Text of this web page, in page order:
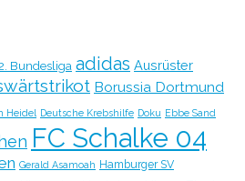
Bundesliga adidas Ausrüster
Borussia Dortmund
Heidel Deutsche Krebshilfe Doku Ebbe Sand
FC Schalke 04
Gerald Asamoah Hamburger SV